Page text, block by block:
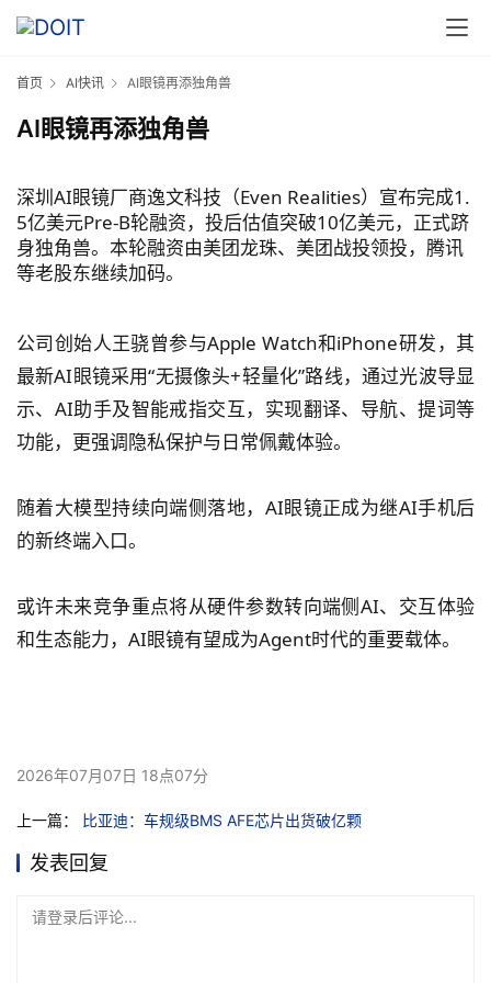
首页 AI快讯 AI眼镜再添独角兽
AI眼镜再添独角兽
深圳AI眼镜厂商逸文科技（Even Realities）宣布完成1.
5亿美元Pre-B轮融资，投后估值突破10亿美元，正式跻
身独角兽。本轮融资由美团龙珠、美团战投领投，腾讯
等老股东继续加码。
公司创始人王骁曾参与Apple Watch和iPhone研发，其
最新AI眼镜采用“无摄像头+轻量化”路线，通过光波导显
示、AI助手及智能戒指交互，实现翻译、导航、提词等
功能，更强调隐私保护与日常佩戴体验。
随着大模型持续向端侧落地，AI眼镜正成为继AI手机后
的新终端入口。
或许未来竞争重点将从硬件参数转向端侧AI、交互体验
和生态能力，AI眼镜有望成为Agent时代的重要载体。
2026年07月07日 18点07分
上一篇： 比亚迪：车规级BMS AFE芯片出货破亿颗
发表回复
请登录后评论...